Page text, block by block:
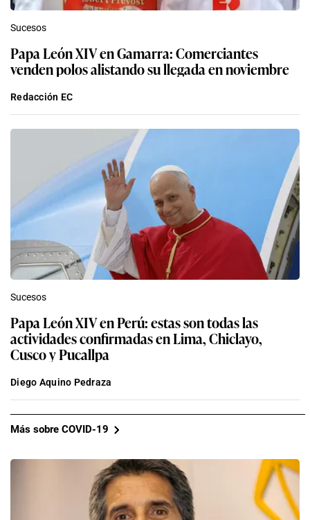
Sucesos
Papa León XIV en Gamarra: Comerciantes
venden polos alistando su llegada en noviembre
Redacción EC
Sucesos
Papa León XIV en Perú: estas son todas las
actividades confirmadas en Lima, Chiclayo,
Cusco y Pucallpa
Diego Aquino Pedraza
Más sobre COVID-19